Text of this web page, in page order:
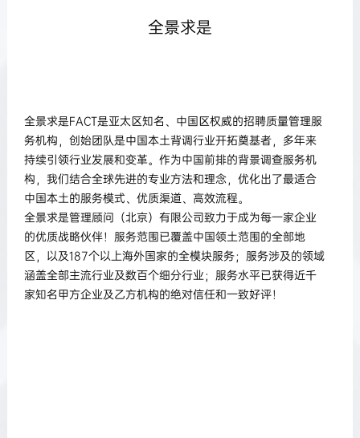
全景求是
全景求是FACT是亚太区知名、中国区权威的招聘质量管理服
务机构，创始团队是中国本土背调行业开拓奠基者，多年来
持续引领行业发展和变革。作为中国前排的背景调查服务机
构，我们结合全球先进的专业方法和理念，优化出了最适合
中国本土的服务模式、优质渠道、高效流程。
全景求是管理顾问（北京）有限公司致力于成为每一家企业
的优质战略伙伴！服务范围已覆盖中国领土范围的全部地
区，以及187个以上海外国家的全模块服务；服务涉及的领域
涵盖全部主流行业及数百个细分行业；服务水平已获得近千
家知名甲方企业及乙方机构的绝对信任和一致好评！